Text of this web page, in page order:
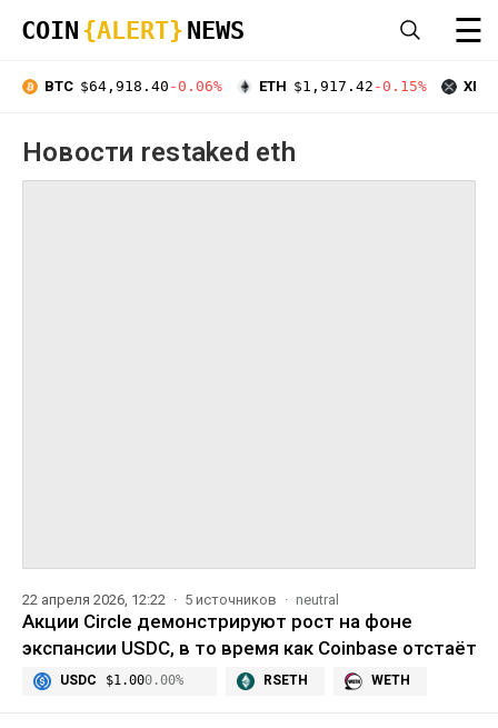
COIN {ALERT} NEWS ☰
BTC $64,918.40 -0.06% ETH $1,917.42 -0.15% XRP
Новости restaked eth
22 апреля 2026, 12:22 5 источников neutral
Акции Circle демонстрируют рост на фоне
экспансии USDC, в то время как Coinbase отстаёт
USDC $1.000.00% RSETH WETH